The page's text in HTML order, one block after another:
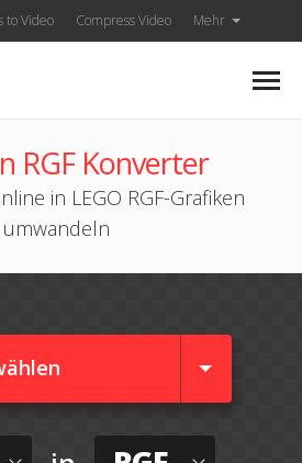
to Video Compress Video Mehr
RGF Konverter
in LEGO RGF-Grafiken
umwandeln